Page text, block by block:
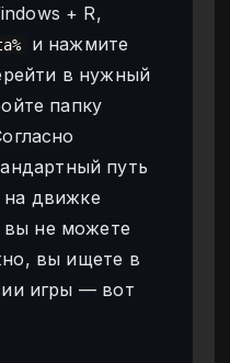
+ R,
и нажмите
в нужный
папку
путь
движке
вы не можете
вы ищете в
игры — вот